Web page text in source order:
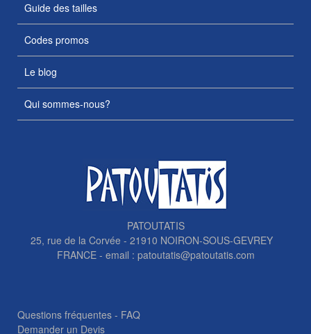
Guide des tailles
Codes promos
Le blog
Qui sommes-nous?
PATOUTATIS
25, rue de la Corvée - 21910 NOIRON-SOUS-GEVREY
FRANCE - email : patoutatis@patoutatis.com
Questions fréquentes - FAQ
Demander un Devis